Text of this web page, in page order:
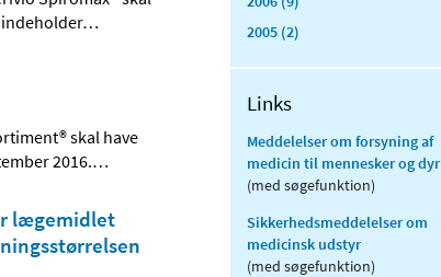
…
skal have
2016.…
lægemidlet
2005 (2)
Links
Meddelelser om forsyning af
medicin til mennesker og dyr
(med søgefunktion)
Sikkerhedsmeddelelser om
medicinsk udstyr
(med søgefunktion)